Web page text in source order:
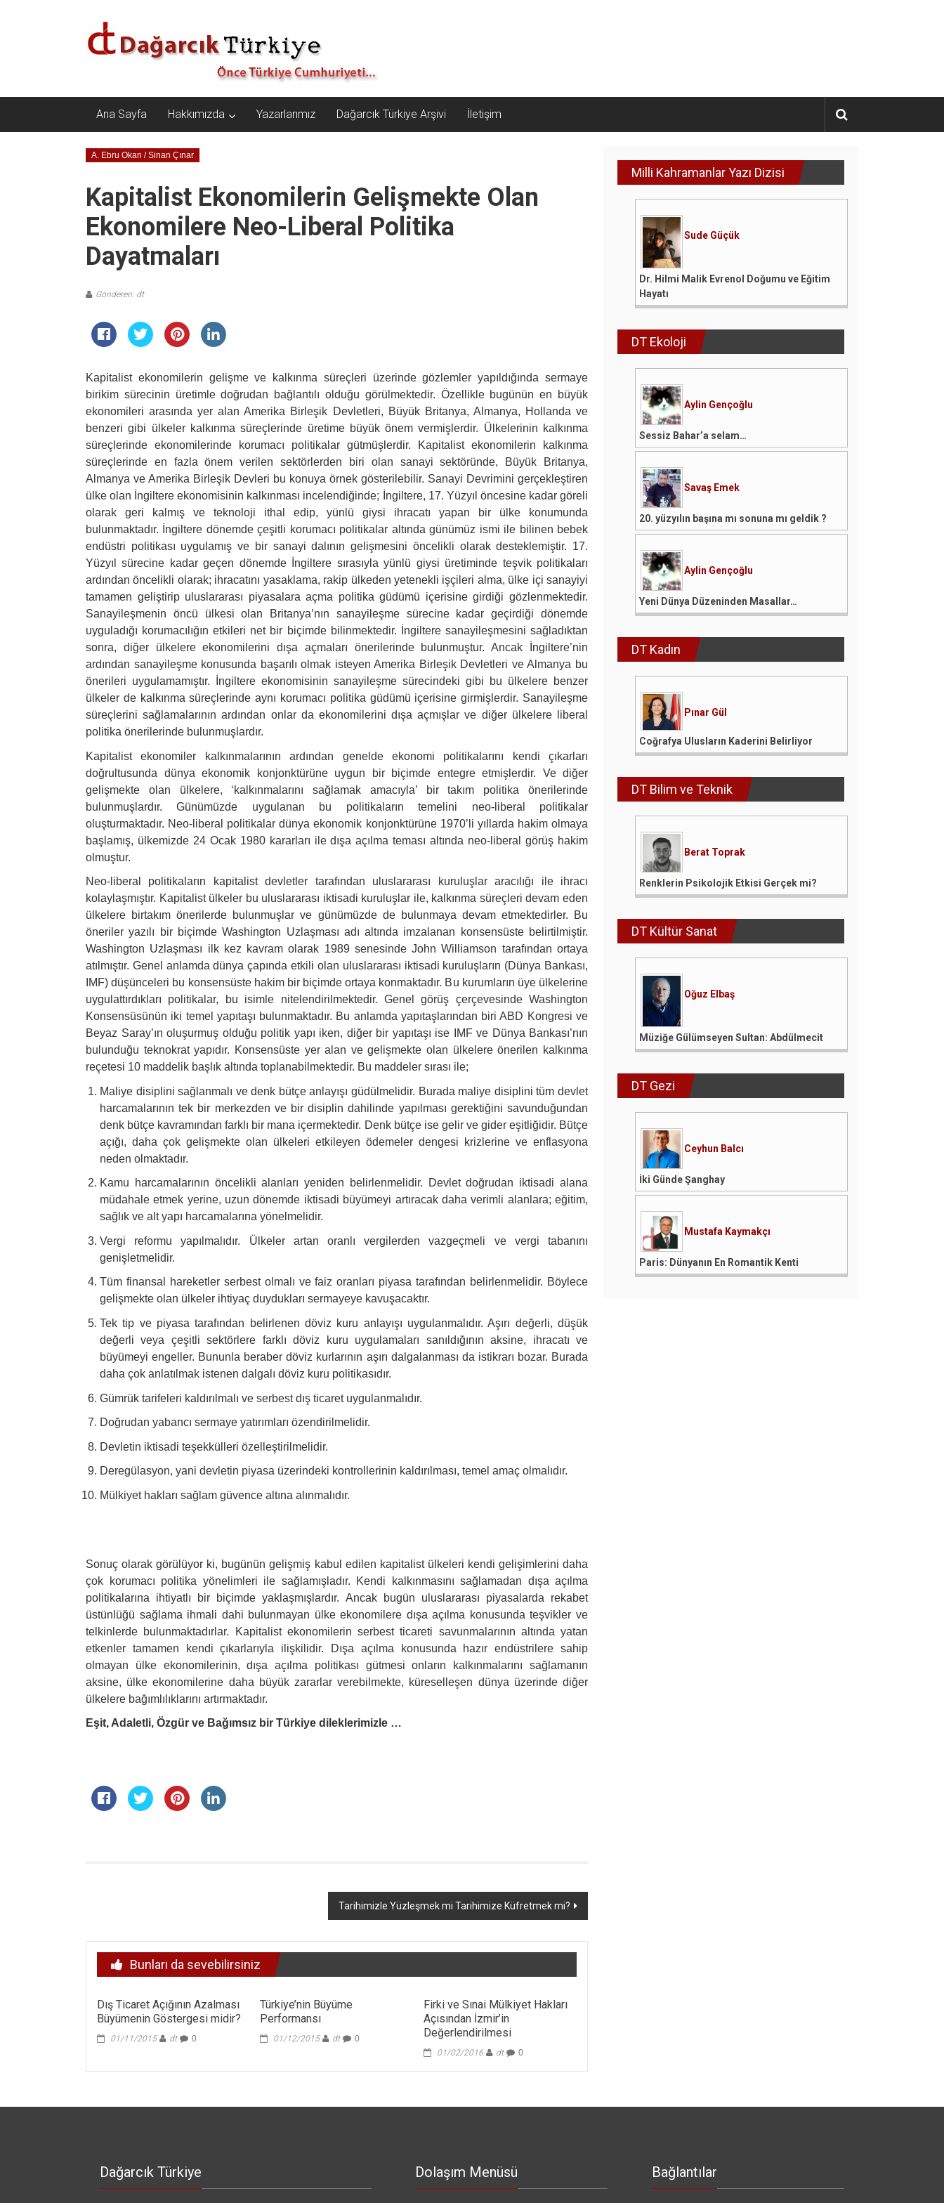
Dağarcık
Türkiye
Türkiye
Cumhuriyeti…
Ana Sayfa Hakkımızda Yazarlarımız Dağarcık Türkiye Arşivi İletişim
A. Ebru Okan / Sinan Çınar
Kapitalist Ekonomilerin Gelişmekte Olan
Ekonomilere Neo-Liberal Politika
Dayatmaları
Gönderen: dt
Kapitalist ekonomilerin gelişme ve kalkınma süreçleri üzerinde gözlemler yapıldığında sermaye
birikim sürecinin üretimle doğrudan bağlantılı olduğu görülmektedir. Özellikle bugünün en büyük
ekonomileri arasında yer alan Amerika Birleşik Devletleri, Büyük Britanya, Almanya, Hollanda ve
benzeri gibi ülkeler kalkınma süreçlerinde üretime büyük önem vermişlerdir. Ülkelerinin kalkınma
süreçlerinde ekonomilerinde korumacı politikalar gütmüşlerdir. Kapitalist ekonomilerin kalkınma
süreçlerinde en fazla önem verilen sektörlerden biri olan sanayi sektöründe, Büyük Britanya,
Almanya ve Amerika Birleşik Devleri bu konuya örnek gösterilebilir. Sanayi Devrimini gerçekleştiren
ülke olan İngiltere ekonomisinin kalkınması incelendiğinde; İngiltere, 17. Yüzyıl öncesine kadar göreli
olarak geri kalmış ve teknoloji ithal edip, yünlü giysi ihracatı yapan bir ülke konumunda
bulunmaktadır. İngiltere dönemde çeşitli korumacı politikalar altında günümüz ismi ile bilinen bebek
endüstri politikası uygulamış ve bir sanayi dalının gelişmesini öncelikli olarak desteklemiştir. 17.
Yüzyıl sürecine kadar geçen dönemde İngiltere sırasıyla yünlü giysi üretiminde teşvik politikaları
ardından öncelikli olarak; ihracatını yasaklama, rakip ülkeden yetenekli işçileri alma, ülke içi sanayiyi
tamamen geliştirip uluslararası piyasalara açma politika güdümü içerisine girdiği gözlenmektedir.
Sanayileşmenin öncü ülkesi olan Britanya’nın sanayileşme sürecine kadar geçirdiği dönemde
uyguladığı korumacılığın etkileri net bir biçimde bilinmektedir. İngiltere sanayileşmesini sağladıktan
sonra, diğer ülkelere ekonomilerini dışa açmaları önerilerinde bulunmuştur. Ancak İngiltere’nin
ardından sanayileşme konusunda başarılı olmak isteyen Amerika Birleşik Devletleri ve Almanya bu
önerileri uygulamamıştır. İngiltere ekonomisinin sanayileşme sürecindeki gibi bu ülkelere benzer
ülkeler de kalkınma süreçlerinde aynı korumacı politika güdümü içerisine girmişlerdir. Sanayileşme
süreçlerini sağlamalarının ardından onlar da ekonomilerini dışa açmışlar ve diğer ülkelere liberal
politika önerilerinde bulunmuşlardır.
Kapitalist ekonomiler kalkınmalarının ardından genelde ekonomi politikalarını kendi çıkarları
doğrultusunda dünya ekonomik konjonktürüne uygun bir biçimde entegre etmişlerdir. Ve diğer
gelişmekte olan ülkelere, ‘kalkınmalarını sağlamak amacıyla’ bir takım politika önerilerinde
bulunmuşlardır. Günümüzde uygulanan bu politikaların temelini neo-liberal politikalar
oluşturmaktadır. Neo-liberal politikalar dünya ekonomik konjonktürüne 1970’li yıllarda hakim olmaya
başlamış, ülkemizde 24 Ocak 1980 kararları ile dışa açılma teması altında neo-liberal görüş hakim
olmuştur.
Neo-liberal politikaların kapitalist devletler tarafından uluslararası kuruluşlar aracılığı ile ihracı
kolaylaşmıştır. Kapitalist ülkeler bu uluslararası iktisadi kuruluşlar ile, kalkınma süreçleri devam eden
ülkelere birtakım önerilerde bulunmuşlar ve günümüzde de bulunmaya devam etmektedirler. Bu
öneriler yazılı bir biçimde Washington Uzlaşması adı altında imzalanan konsensüste belirtilmiştir.
Washington Uzlaşması ilk kez kavram olarak 1989 senesinde John Williamson tarafından ortaya
atılmıştır. Genel anlamda dünya çapında etkili olan uluslararası iktisadi kuruluşların (Dünya Bankası,
IMF) düşünceleri bu konsensüste hakim bir biçimde ortaya konmaktadır. Bu kurumların üye ülkelerine
uygulattırdıkları politikalar, bu isimle nitelendirilmektedir. Genel görüş çerçevesinde Washington
Konsensüsünün iki temel yapıtaşı bulunmaktadır. Bu anlamda yapıtaşlarından biri ABD Kongresi ve
Beyaz Saray’ın oluşurmuş olduğu politik yapı iken, diğer bir yapıtaşı ise IMF ve Dünya Bankası’nın
bulunduğu teknokrat yapıdır. Konsensüste yer alan ve gelişmekte olan ülkelere önerilen kalkınma
reçetesi 10 maddelik başlık altında toplanabilmektedir. Bu maddeler sırası ile;
Maliye disiplini sağlanmalı ve denk bütçe anlayışı güdülmelidir. Burada maliye disiplini tüm devlet
harcamalarının tek bir merkezden ve bir disiplin dahilinde yapılması gerektiğini savunduğundan
denk bütçe kavramından farklı bir mana içermektedir. Denk bütçe ise gelir ve gider eşitliğidir. Bütçe
açığı, daha çok gelişmekte olan ülkeleri etkileyen ödemeler dengesi krizlerine ve enflasyona
neden olmaktadır.
Kamu harcamalarının öncelikli alanları yeniden belirlenmelidir. Devlet doğrudan iktisadi alana
müdahale etmek yerine, uzun dönemde iktisadi büyümeyi artıracak daha verimli alanlara; eğitim,
sağlık ve alt yapı harcamalarına yönelmelidir.
Vergi reformu yapılmalıdır. Ülkeler artan oranlı vergilerden vazgeçmeli ve vergi tabanını
genişletmelidir.
Tüm finansal hareketler serbest olmalı ve faiz oranları piyasa tarafından belirlenmelidir. Böylece
gelişmekte olan ülkeler ihtiyaç duydukları sermayeye kavuşacaktır.
Tek tip ve piyasa tarafından belirlenen döviz kuru anlayışı uygulanmalıdır. Aşırı değerli, düşük
değerli veya çeşitli sektörlere farklı döviz kuru uygulamaları sanıldığının aksine, ihracatı ve
büyümeyi engeller. Bununla beraber döviz kurlarının aşırı dalgalanması da istikrarı bozar. Burada
daha çok anlatılmak istenen dalgalı döviz kuru politikasıdır.
Gümrük tarifeleri kaldırılmalı ve serbest dış ticaret uygulanmalıdır.
Doğrudan yabancı sermaye yatırımları özendirilmelidir.
Devletin iktisadi teşekkülleri özelleştirilmelidir.
Deregülasyon, yani devletin piyasa üzerindeki kontrollerinin kaldırılması, temel amaç olmalıdır.
Mülkiyet hakları sağlam güvence altına alınmalıdır.
Sonuç olarak görülüyor ki, bugünün gelişmiş kabul edilen kapitalist ülkeleri kendi gelişimlerini daha
çok korumacı politika yönelimleri ile sağlamışladır. Kendi kalkınmasını sağlamadan dışa açılma
politikalarına ihtiyatlı bir biçimde yaklaşmışlardır. Ancak bugün uluslararası piyasalarda rekabet
üstünlüğü sağlama ihmali dahi bulunmayan ülke ekonomilere dışa açılma konusunda teşvikler ve
telkinlerde bulunmaktadırlar. Kapitalist ekonomilerin serbest ticareti savunmalarının altında yatan
etkenler tamamen kendi çıkarlarıyla ilişkilidir. Dışa açılma konusunda hazır endüstrilere sahip
olmayan ülke ekonomilerinin, dışa açılma politikası gütmesi onların kalkınmalarını sağlamanın
aksine, ülke ekonomilerine daha büyük zararlar verebilmekte, küreselleşen dünya üzerinde diğer
ülkelere bağımlılıklarını artırmaktadır.
Eşit, Adaletli, Özgür ve Bağımsız bir Türkiye dileklerimizle …
Tarihimizle Yüzleşmek mi Tarihimize Küfretmek mi?
Bunları da sevebilirsiniz
Dış Ticaret Açığının Azalması
Büyümenin Göstergesi midir?
01/11/2015 dt 0
Türkiye’nin Büyüme
Performansı
01/12/2015 dt 0
Firki ve Sınai Mülkiyet Hakları
Açısından İzmir’in
Değerlendirilmesi
01/02/2016 dt 0
Milli Kahramanlar Yazı Dizisi
Sude Güçük
Dr. Hilmi Malik Evrenol Doğumu ve Eğitim
Hayatı
DT Ekoloji
Aylin Gençoğlu
Sessiz Bahar’a selam…
Savaş Emek
20. yüzyılın başına mı sonuna mı geldik ?
Aylin Gençoğlu
Yeni Dünya Düzeninden Masallar…
DT Kadın
Pınar Gül
Coğrafya Ulusların Kaderini Belirliyor
DT Bilim ve Teknik
Berat Toprak
Renklerin Psikolojik Etkisi Gerçek mi?
DT Kültür Sanat
Oğuz Elbaş
Müziğe Gülümseyen Sultan: Abdülmecit
DT Gezi
Ceyhun Balcı
İki Günde Şanghay
Mustafa Kaymakçı
Paris: Dünyanın En Romantik Kenti
Dağarcık Türkiye Dolaşım Menüsü Bağlantılar